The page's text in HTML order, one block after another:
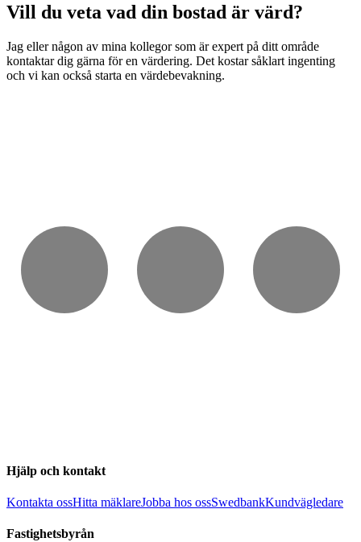
Vill du veta vad din bostad är värd?
Jag eller någon av mina kollegor som är expert på ditt område
kontaktar dig gärna för en värdering. Det kostar såklart ingenting
och vi kan också starta en värdebevakning.
Hjälp och kontakt
Kontakta ossHitta mäklareJobba hos ossSwedbankKundvägledare
Fastighetsbyrån